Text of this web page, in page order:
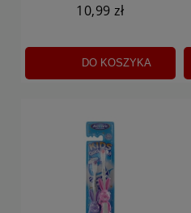
10,99 zł
DO KOSZYKA